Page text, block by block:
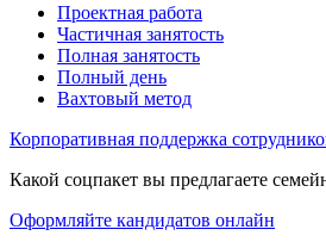
Проектная работа
Частичная занятость
Полная занятость
Полный день
Вахтовый метод
Корпоративная поддержка
Какой соцпакет вы предлагаете
Оформляйте кандидатов онлайн